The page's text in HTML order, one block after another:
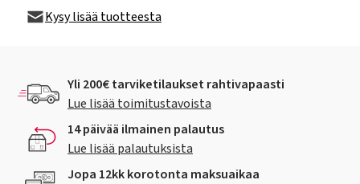
Kysy lisää tuotteesta
Yli 200€ tarviketilaukset rahtivapaasti
Lue lisää toimitustavoista
14 päivää ilmainen palautus
Lue lisää palautuksista
Jopa 12kk korotonta maksuaikaa